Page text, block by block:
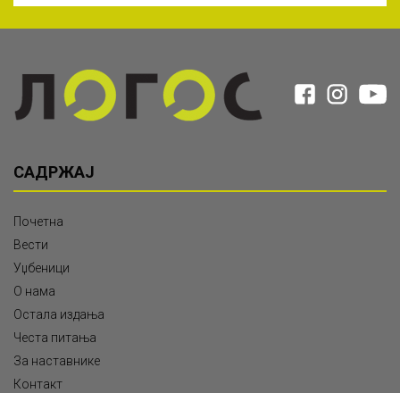
САДРЖАЈ
Почетна
Вести
Уџбеници
О нама
Остала издања
Честа питања
За наставнике
Контакт